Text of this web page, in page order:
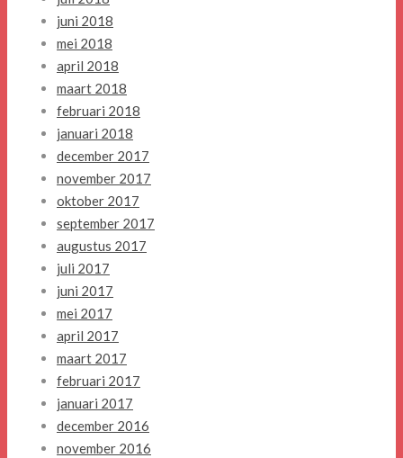
juni 2018
mei 2018
april 2018
maart 2018
februari 2018
januari 2018
december 2017
november 2017
oktober 2017
september 2017
augustus 2017
juli 2017
juni 2017
mei 2017
april 2017
maart 2017
februari 2017
januari 2017
december 2016
november 2016